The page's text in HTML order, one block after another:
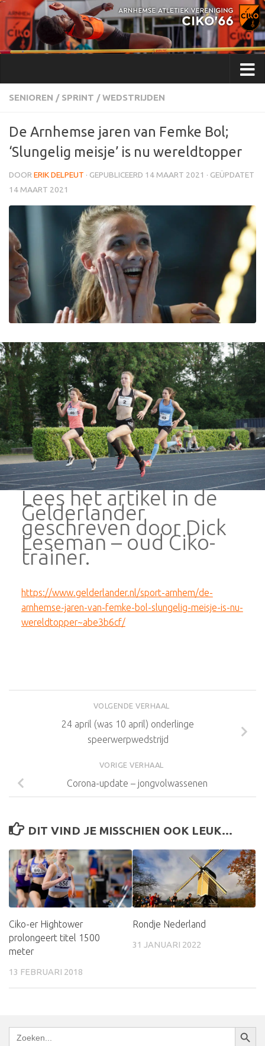
Doorgaan naar inhoud
SENIOREN / SPRINT / WEDSTRIJDEN
De Arnhemse jaren van Femke Bol;
‘Slungelig meisje’ is nu wereldtopper
DOOR ERIK DELPEUT · GEPUBLICEERD 14 MAART 2021 · GEÜPDATET
14 MAART 2021
Lees het artikel in de
Gelderlander
geschreven door Dick
Leseman – oud Ciko-
trainer.
https://www.gelderlander.nl/sport-arnhem/de-
arnhemse-jaren-van-femke-bol-slungelig-meisje-is-nu-
wereldtopper~abe3b6cf/
VOLGENDE VERHAAL
24 april (was 10 april) onderlinge
speerwerpwedstrijd
VORIGE VERHAAL
Corona-update – jongvolwassenen
DIT VIND JE MISSCHIEN OOK LEUK...
Ciko-er Hightower
prolongeert titel 1500
meter
13 FEBRUARI 2018
Rondje Nederland
31 JANUARI 2022
Zoek
naar: